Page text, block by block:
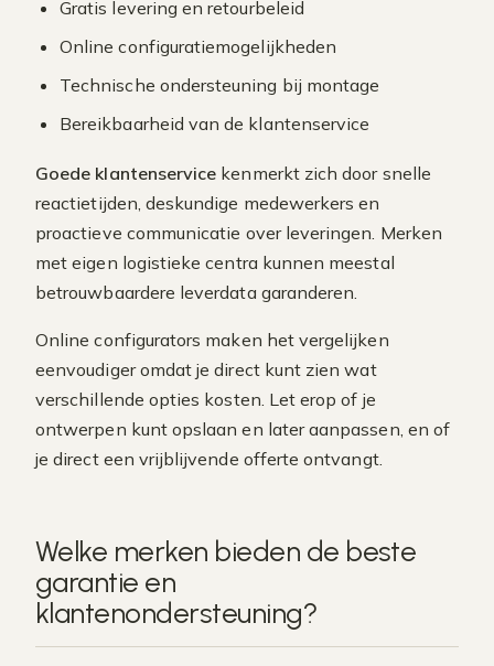
Gratis levering en retourbeleid
Online configuratiemogelijkheden
Technische ondersteuning bij montage
Bereikbaarheid van de klantenservice
Goede klantenservice kenmerkt zich door snelle
reactietijden, deskundige medewerkers en
proactieve communicatie over leveringen. Merken
met eigen logistieke centra kunnen meestal
betrouwbaardere leverdata garanderen.
Online configurators maken het vergelijken
eenvoudiger omdat je direct kunt zien wat
verschillende opties kosten. Let erop of je
ontwerpen kunt opslaan en later aanpassen, en of
je direct een vrijblijvende offerte ontvangt.
Welke merken bieden de beste
garantie en
klantenondersteuning?